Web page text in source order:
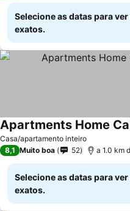
Selecione as datas para
exatos.
Casa/apartamento inteiro
Apartments Home
8,1 Muito boa 52 a 1.0 km
Selecione as datas para
exatos.